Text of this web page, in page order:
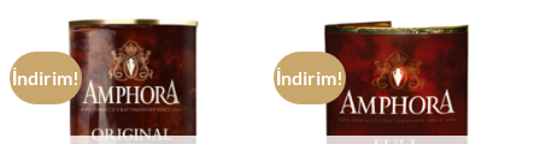
İndirim! İndirim!